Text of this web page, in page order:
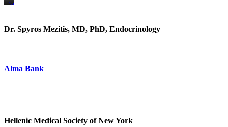
https://www.unitedbrothersfruitmarkets.com/
https://www.unitedbrothersfruitmarkets.com/
Dr. Spyros Mezitis, MD, PhD, Endocrinology
Alma Bank
Hellenic Medical Society of New York